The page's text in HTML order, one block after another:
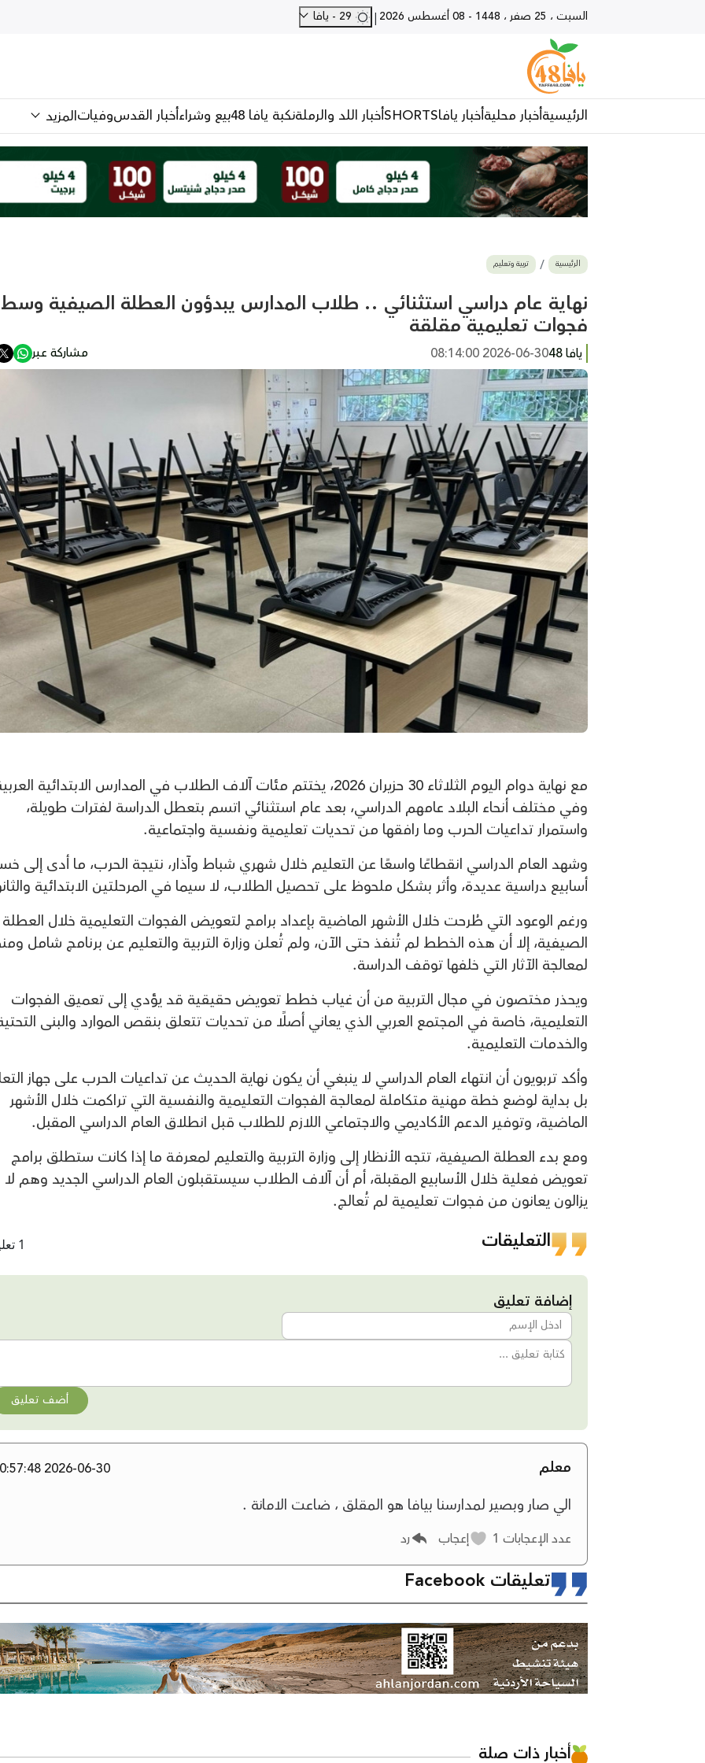
السبت ، 25 صفر ، 1448 - 08 أغسطس 2026 |
الرئيسيةأخبار محليةأخبار يافاSHORTSأخبار اللد والرملةنكبة يافا 48 بيع وشراءأخبار القدسوفياتالمزيد
الرئيسية تربية وتعليم
نهاية عام دراسي استثنائي .. طلاب المدارس يبدؤون العطلة الصيفية وسط
فجوات تعليمية مقلقة
يافا 48 2026-06-30 08:14:00 مشاركة عبر
مع نهاية دوام اليوم الثلاثاء 30 حزيران 2026، يختتم مئات آلاف الطلاب في المدارس الابتدائية
وفي مختلف أنحاء البلاد عامهم الدراسي، بعد عام استثنائي اتسم بتعطل الدراسة لفترات طويلة،
واستمرار تداعيات الحرب وما رافقها من تحديات تعليمية ونفسية واجتماعية.
وشهد العام الدراسي انقطاعًا واسعًا عن التعليم خلال شهري شباط وآذار، نتيجة الحرب، ما أدى إلى
أسابيع دراسية عديدة، وأثر بشكل ملحوظ على تحصيل الطلاب، لا سيما في المرحلتين الابتدائية
ورغم الوعود التي طُرحت خلال الأشهر الماضية بإعداد برامج لتعويض الفجوات التعليمية خلال العطلة
الصيفية، إلا أن هذه الخطط لم تُنفذ حتى الآن، ولم تُعلن وزارة التربية والتعليم عن برنامج شامل
لمعالجة الآثار التي خلفها توقف الدراسة.
ويحذر مختصون في مجال التربية من أن غياب خطط تعويض حقيقية قد يؤدي إلى تعميق الفجوات
التعليمية، خاصة في المجتمع العربي الذي يعاني أصلًا من تحديات تتعلق بنقص الموارد والبنى
والخدمات التعليمية.
وأكد تربويون أن انتهاء العام الدراسي لا ينبغي أن يكون نهاية الحديث عن تداعيات الحرب على جهاز
بل بداية لوضع خطة مهنية متكاملة لمعالجة الفجوات التعليمية والنفسية التي تراكمت خلال الأشهر
الماضية، وتوفير الدعم الأكاديمي والاجتماعي اللازم للطلاب قبل انطلاق العام الدراسي المقبل.
ومع بدء العطلة الصيفية، تتجه الأنظار إلى وزارة التربية والتعليم لمعرفة ما إذا كانت ستطلق برامج
تعويض فعلية خلال الأسابيع المقبلة، أم أن آلاف الطلاب سيستقبلون العام الدراسي الجديد وهم لا
يزالون يعانون من فجوات تعليمية لم تُعالج.
التعليقات 1 تعليقات
إضافة تعليق
أضف تعليق
معلم 2026-06-30 10:57:48
الي صار وبصير لمدارسنا بيافا هو المقلق ، ضاعت الامانة .
عدد الإعجابات إعجاب رد
تعليقات Facebook
أخبار ذات صلة